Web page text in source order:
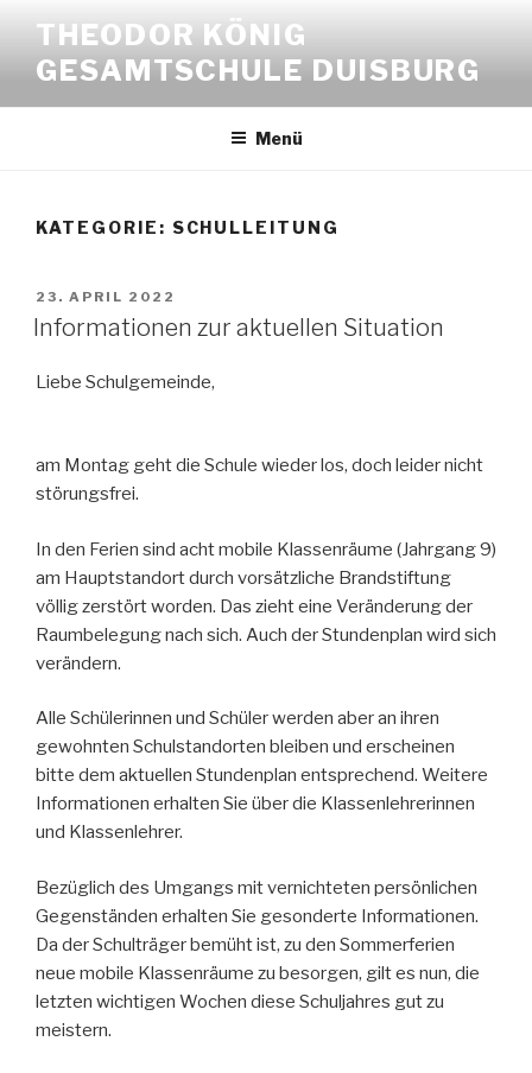
springen
THEODOR KÖNIG
GESAMTSCHULE DUISBURG
Menü
KATEGORIE: SCHULLEITUNG
VERÖFFENTLICHT
AM
23. APRIL 2022
Informationen zur aktuellen Situation
Liebe Schulgemeinde,
am Montag geht die Schule wieder los, doch leider nicht
störungsfrei.
In den Ferien sind acht mobile Klassenräume (Jahrgang 9)
am Hauptstandort durch vorsätzliche Brandstiftung
völlig zerstört worden. Das zieht eine Veränderung der
Raumbelegung nach sich. Auch der Stundenplan wird sich
verändern.
Alle Schülerinnen und Schüler werden aber an ihren
gewohnten Schulstandorten bleiben und erscheinen
bitte dem aktuellen Stundenplan entsprechend. Weitere
Informationen erhalten Sie über die Klassenlehrerinnen
und Klassenlehrer.
Bezüglich des Umgangs mit vernichteten persönlichen
Gegenständen erhalten Sie gesonderte Informationen.
Da der Schulträger bemüht ist, zu den Sommerferien
neue mobile Klassenräume zu besorgen, gilt es nun, die
letzten wichtigen Wochen diese Schuljahres gut zu
meistern.